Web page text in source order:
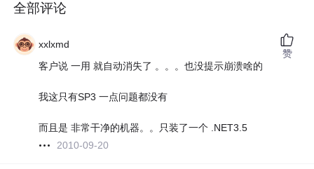
全部评论
xxlxmd
客户说 一用 就自动消失了 。。。也没提示崩溃啥的
我这只有SP3 一点问题都没有
而且是 非常干净的机器。。只装了一个 .NET3.5
2010-09-20
赞